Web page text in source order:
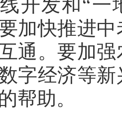
开发和“一
加快推进
通。要加
字经济等
帮助。